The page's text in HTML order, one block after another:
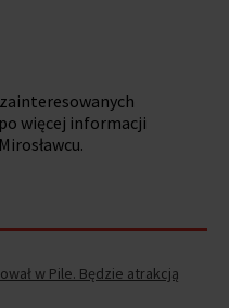
więcej informacji
w Pile. Będzie atrakcją